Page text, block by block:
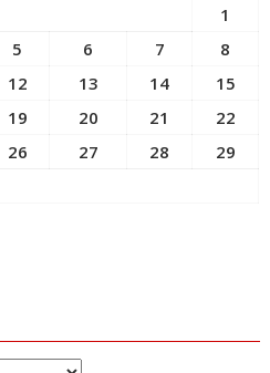
1
5 6 7
8
12 13 14
15
19 20 21
22
26 27 28
29